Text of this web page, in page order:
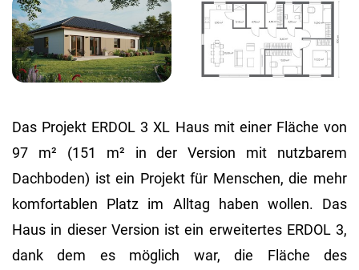
Das Projekt ERDOL 3 XL Haus mit einer Fläche von
97 m² (151 m² in der Version mit nutzbarem
Dachboden) ist ein Projekt für Menschen, die mehr
komfortablen Platz im Alltag haben wollen. Das
Haus in dieser Version ist ein erweitertes ERDOL 3,
dank dem es möglich war, die Fläche des